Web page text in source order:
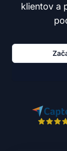
klientov a